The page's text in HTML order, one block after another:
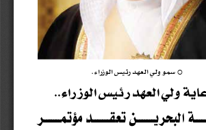
البحريـــــــن تعقـــــــد مؤتمـــــــر
سمو ولي العهد رئيس الوزراء. {